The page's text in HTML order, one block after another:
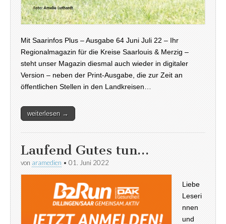
Mit Saarinfos Plus – Ausgabe 64 Juni Juli 22 – Ihr
Regionalmagazin für die Kreise Saarlouis & Merzig –
steht unser Magazin diesmal auch wieder in digitaler
Version – neben der Print-Ausgabe, die zur Zeit an
öffentlichen Stellen in den Landkreisen…
weiterlesen →
Laufend Gutes tun…
von aramedien • 01. Juni 2022
Liebe
Leseri
nnen
und